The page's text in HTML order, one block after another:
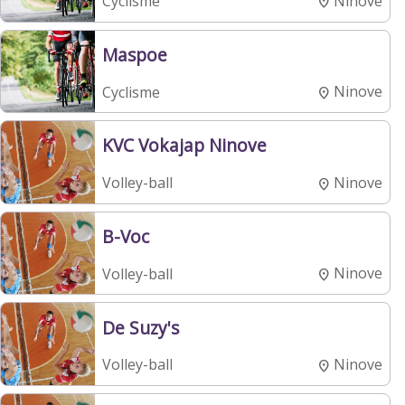
Maspoe
Cyclisme Ninove
KVC Vokajap Ninove
Volley-ball Ninove
B-Voc
Volley-ball Ninove
De Suzy's
Volley-ball Ninove